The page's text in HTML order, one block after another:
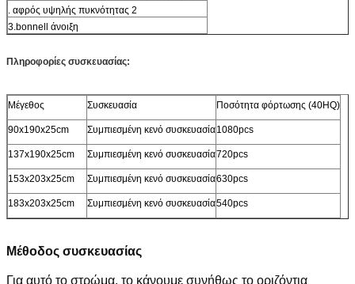
. αφρός υψηλής πυκνότητας 2
3.bonnell άνοιξη
Πληροφορίες συσκευασίας:
Μέγεθος Συσκευασία Ποσότητα φόρτωσης (40HQ)
90x190x25cm Συμπιεσμένη κενό συσκευασία1080pcs
137x190x25cm Συμπιεσμένη κενό συσκευασία720pcs
153x203x25cm Συμπιεσμένη κενό συσκευασία630pcs
183x203x25cm Συμπιεσμένη κενό συσκευασία540pcs
Μέθοδος συσκευασίας
Για αυτό το στρώμα, το κάνουμε συνήθως το οριζόντια